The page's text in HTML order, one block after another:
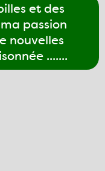
et des
passion
nouvelles
.......